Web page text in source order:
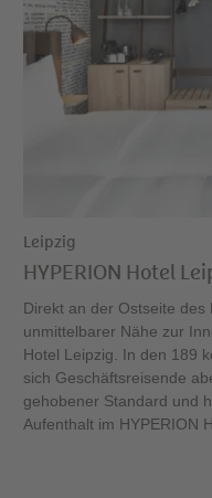
Leipzig
HYPERION Hotel
Direkt an der Ostseite
unmittelbarer Nähe zur
Hotel Leipzig. In den 189
sich Geschäftsreisende
gehobener Standard und
Aufenthalt im HYPERION